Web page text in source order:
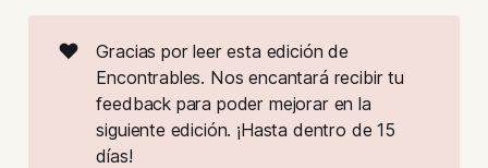
❤️
Gracias por leer esta edición de
Encontrables. Nos encantará recibir tu
feedback para poder mejorar en la
siguiente edición. ¡Hasta dentro de 15
días!